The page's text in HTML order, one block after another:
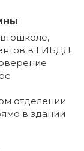
в ГИБДД.
отделении
в здании